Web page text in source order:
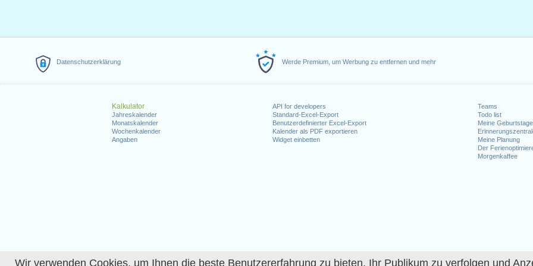
Wir verwenden Cookies, um Ihnen die beste Benutzererfahrung zu bieten, Ihr Publikum zu verfolgen und
Datenschutzerklärung Werde Premium, um Werbung zu entfernen und mehr
Kalkulator
Jahreskalender
Monatskalender
Wochenkalender
Angaben
API for developers
Standard-Excel-Export
Benutzerdefinierter Excel-Export
Kalender als PDF exportieren
Widget einbetten
Teams
Todo list
Meine Geburtstage
Meine Planung
Der
Morgenkaffee